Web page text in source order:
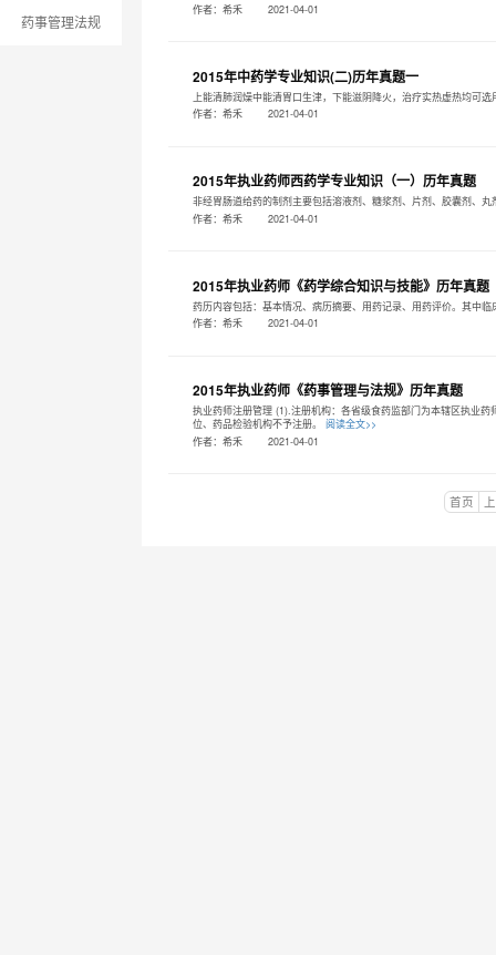
药事管理法规
作者：希禾
2021-04-01
2015年中药学专业知识(二)历年真题一
上能清肺润燥中能清胃口生津，下能滋阴降火，治疗实热虚热均可选
作者：希禾
2021-04-01
2015年执业药师西药学专业知识（一）历年真题
非经胃肠道给药的制剂主要包括溶液剂、糖浆剂、片剂、胶囊剂、
作者：希禾
2021-04-01
2015年执业药师《药学综合知识与技能》历年真题
药历内容包括：基本情况、病历摘要、用药记录、用药评价。其中
作者：希禾
2021-04-01
2015年执业药师《药事管理与法规》历年真题
执业药师注册管理 (1).注册机构：各省级食药监部门为本辖区执业
位、药品检验机构不予注册。
阅读全文>>
作者：希禾
2021-04-01
首页